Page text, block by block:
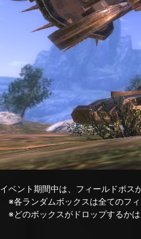
イベント期間中は、フィールドボス
※各ランダムボックスは全てのフィ
※どのボックスがドロップするかは